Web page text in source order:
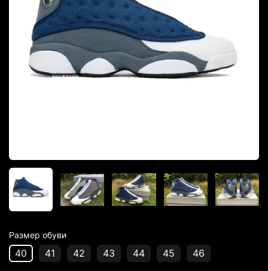
Размер обуви
40 41 42 43 44 45 46